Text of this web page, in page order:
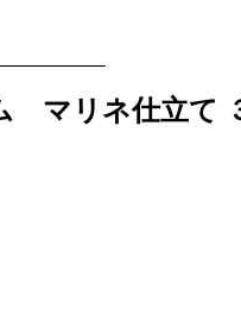
マリネ仕立て